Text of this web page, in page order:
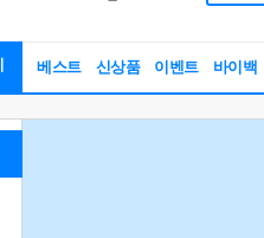
베스트 신상품 이벤트 바이백